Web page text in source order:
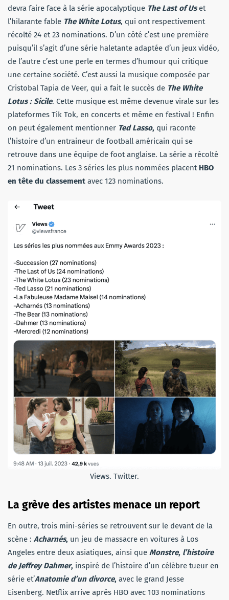
devra faire face à la série apocalyptique The Last of Us et
l’hilarante fable The White Lotus, qui ont respectivement
récolté 24 et 23 nominations. D’un côté c’est une première
puisqu’il s’agit d’une série haletante adaptée d’un jeux vidéo,
de l’autre c’est une perle en termes d’humour qui critique
une certaine société. C’est aussi la musique composée par
Cristobal Tapia de Veer, qui a fait le succès de The White
Lotus : Sicile. Cette musique est même devenue virale sur les
plateformes Tik Tok, en concerts et même en festival ! Enfin
on peut également mentionner Ted Lasso, qui raconte
l’histoire d’un entraineur de football américain qui se
retrouve dans une équipe de foot anglaise. La série a récolté
21 nominations. Les 3 séries les plus nommées placent HBO
en tête du classement avec 123 nominations.
Views. Twitter.
La grève des artistes menace un report
En outre, trois mini-séries se retrouvent sur le devant de la
scène : Acharnés, un jeu de massacre en voitures à Los
Angeles entre deux asiatiques, ainsi que Monstre, l’histoire
de Jeffrey Dahmer, inspiré de l’histoire d’un célèbre tueur en
série et’Anatomie d’un divorce, avec le grand Jesse
Eisenberg. Netflix arrive après HBO avec 103 nominations